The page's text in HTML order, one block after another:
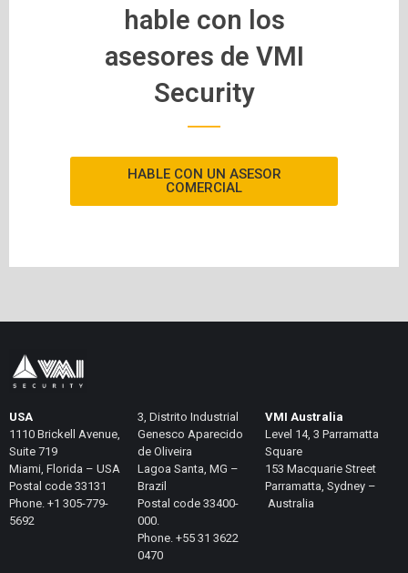
hable con los
asesores de VMI
Security
HABLE CON UN ASESOR
COMERCIAL
USA
1110 Brickell Avenue,
Suite 719
Miami, Florida – USA
Postal code 33131
Phone. +1 305-779-
5692
3, Distrito Industrial
Genesco Aparecido
de Oliveira
Lagoa Santa, MG –
Brazil
Postal code 33400-
000.
Phone. +55 31 3622
0470
VMI Australia
Level 14, 3 Parramatta
Square
153 Macquarie Street
Parramatta, Sydney –
Australia